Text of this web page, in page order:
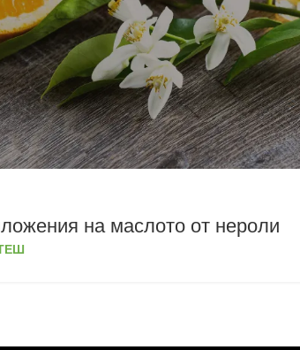
на маслото от нероли